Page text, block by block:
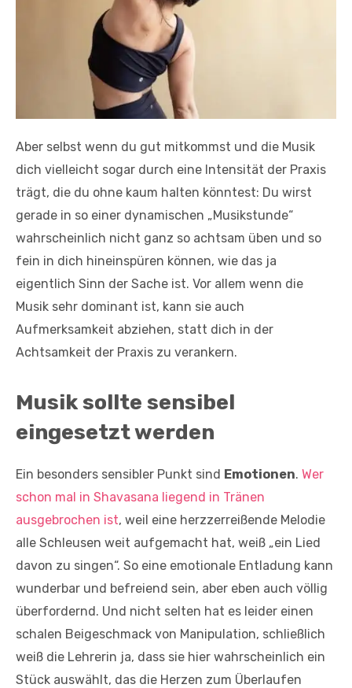
Aber selbst wenn du gut mitkommst und die Musik
dich vielleicht sogar durch eine Intensität der Praxis
trägt, die du ohne kaum halten könntest: Du wirst
gerade in so einer dynamischen „Musikstunde“
wahrscheinlich nicht ganz so achtsam üben und so
fein in dich hineinspüren können, wie das ja
eigentlich Sinn der Sache ist. Vor allem wenn die
Musik sehr dominant ist, kann sie auch
Aufmerksamkeit abziehen, statt dich in der
Achtsamkeit der Praxis zu verankern.
Musik sollte sensibel
eingesetzt werden
Ein besonders sensibler Punkt sind Emotionen. Wer
schon mal in Shavasana liegend in Tränen
ausgebrochen ist, weil eine herzzerreißende Melodie
alle Schleusen weit aufgemacht hat, weiß „ein Lied
davon zu singen“. So eine emotionale Entladung kann
wunderbar und befreiend sein, aber eben auch völlig
überfordernd. Und nicht selten hat es leider einen
schalen Beigeschmack von Manipulation, schließlich
weiß die Lehrerin ja, dass sie hier wahrscheinlich ein
Stück auswählt, das die Herzen zum Überlaufen